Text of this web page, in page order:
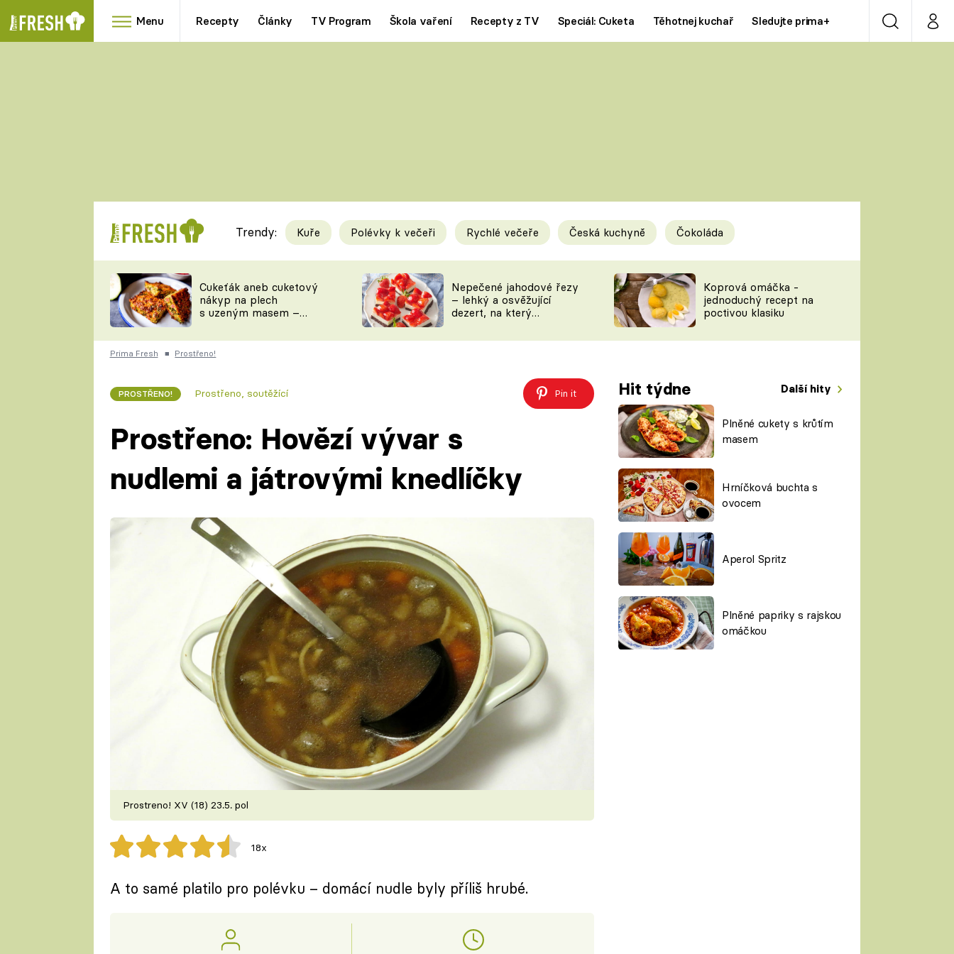
Menu Recepty Články TV Program Škola vaření Recepty z TV Speciál: Cuketa Těhotnej kuchař Sledujte prima+ VyhledáváníMůj
RYCHLOVKY
Videorecepty
TEĎ VAŘÍ ŠÉF!
ČESKO NA TALÍŘI
KUCHAŘKA
Tipy a triky
KAM ZA JÍDLEM
VYCHYTÁVKY
Novinky
ŠÉFREDAKTORKY
ČASOPIS
Prima LAJK
Sledujte nás
Trendy: Kuře Polévky k večeři Rychlé večeře Česká kuchyně Čokoláda
Cukeťák aneb cuketový
nákyp na plech
s uzeným masem –
zpracovat přerostlé
cukety
Nepečené jahodové řezy
– lehký a osvěžující
dezert, na který
Koprová omáčka -
jednoduchý recept na
poctivou klasiku
Prima Fresh ■ Prostřeno!
PROSTŘENO! Prostřeno, soutěžící Pin it Hit týdne Další hity
Plněné cukety s krůtím
masem
Hrníčková buchta s
ovocem
Aperol Spritz
Plněné papriky s rajskou
omáčkou
Prostřeno: Hovězí vývar s
nudlemi a játrovými knedlíčky
Prostreno! XV (18) 23.5. pol
18x
A to samé platilo pro polévku – domácí nudle byly příliš hrubé.